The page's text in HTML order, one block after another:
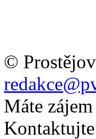
©
Máte
Kontaktujte